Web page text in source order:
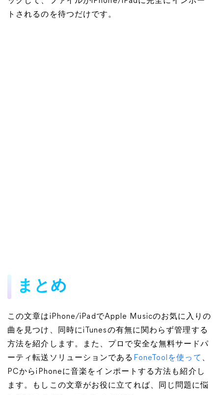
トされるのを待つだけです。
まとめ
この文章はiPhone/iPadでApple Musicのお気に入りの
曲を見つけ、同時にiTunesの有無に関わらず管理する
方法を紹介します。また、プロで安全な無料サードパ
ーティ転送ソリューションである FoneToolを使って 、
PCからiPhoneに音楽をインポートする方法も紹介し
ます。もしこの文章がお役に立てれば、同じ問題に悩